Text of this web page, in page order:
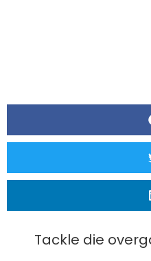
Tackle die